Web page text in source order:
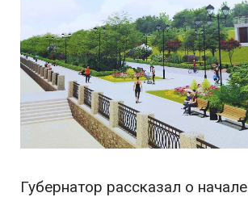
Губернатор рассказал о начале